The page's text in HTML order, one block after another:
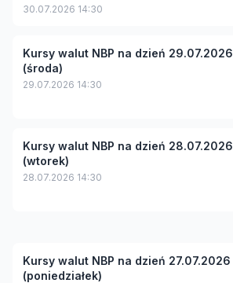
30.07.2026 14:30
Kursy walut NBP na dzień 29.07.2026
(środa)
29.07.2026 14:30
Kursy walut NBP na dzień 28.07.2026
(wtorek)
28.07.2026 14:30
Kursy walut NBP na dzień 27.07.2026
(poniedziałek)